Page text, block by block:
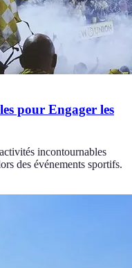
pour Engager les
incontournables
des événements sportifs.